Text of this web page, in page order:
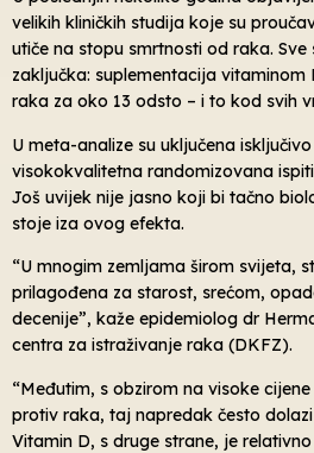
velikih kliničkih studija koje su
utiče na stopu smrtnosti od raka.
zaključka: suplementacija vitaminom
raka za oko 13 odsto – i to kod svih
U meta-analize su uključena
visokokvalitetna randomizovana
Još uvijek nije jasno koji bi tačno
stoje iza ovog efekta.
“U mnogim zemljama širom svijeta,
prilagođena za starost, srećom,
decenije”, kaže epidemiolog dr
centra za istraživanje raka (DKFZ).
“Međutim, s obzirom na visoke
protiv raka, taj napredak često
Vitamin D, s druge strane, je